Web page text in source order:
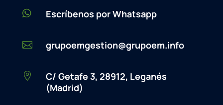
 Escríbenos por Whatsapp
 grupoemgestion@grupoem.info

C/ Getafe 3, 28912, Leganés
(Madrid)